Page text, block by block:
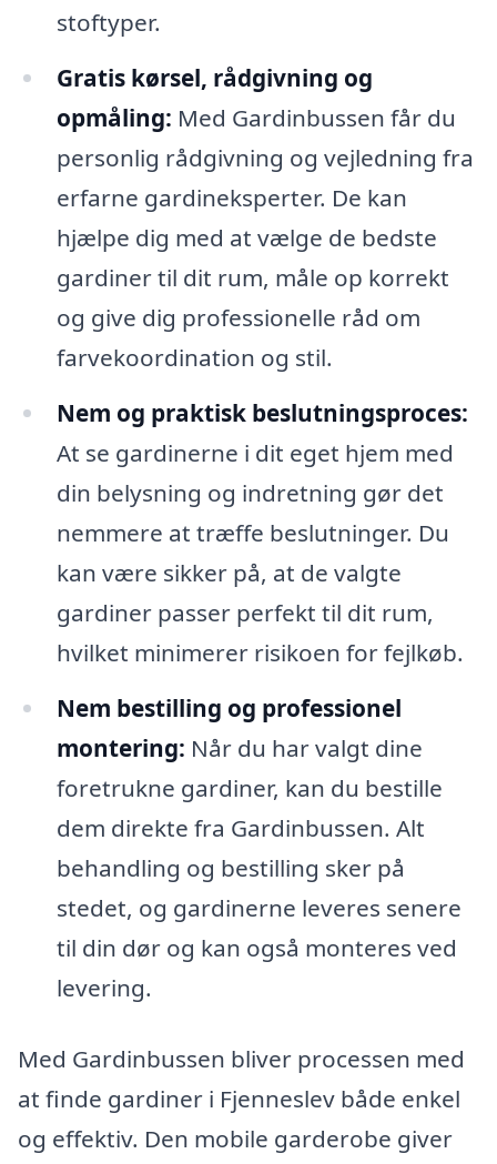
stoftyper.
Gratis kørsel, rådgivning og
opmåling: Med Gardinbussen får du
personlig rådgivning og vejledning fra
erfarne gardineksperter. De kan
hjælpe dig med at vælge de bedste
gardiner til dit rum, måle op korrekt
og give dig professionelle råd om
farvekoordination og stil.
Nem og praktisk beslutningsproces:
At se gardinerne i dit eget hjem med
din belysning og indretning gør det
nemmere at træffe beslutninger. Du
kan være sikker på, at de valgte
gardiner passer perfekt til dit rum,
hvilket minimerer risikoen for fejlkøb.
Nem bestilling og professionel
montering: Når du har valgt dine
foretrukne gardiner, kan du bestille
dem direkte fra Gardinbussen. Alt
behandling og bestilling sker på
stedet, og gardinerne leveres senere
til din dør og kan også monteres ved
levering.
Med Gardinbussen bliver processen med
at finde gardiner i Fjenneslev både enkel
og effektiv. Den mobile garderobe giver